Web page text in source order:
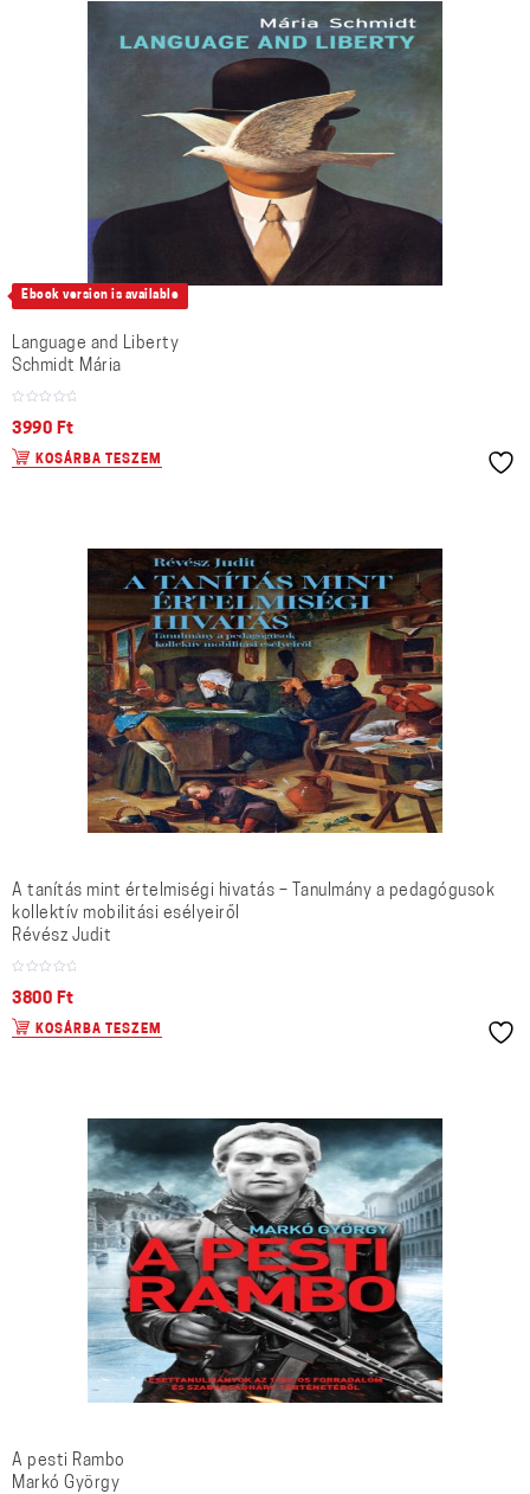
Ebook version is available
Language and Liberty
Schmidt Mária
3990 Ft
KOSÁRBA TESZEM
A tanítás mint értelmiségi hivatás – Tanulmány a pedagógusok
kollektív mobilitási esélyeiről
Révész Judit
3800 Ft
KOSÁRBA TESZEM
A pesti Rambo
Markó György